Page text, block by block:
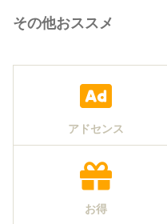
その他おススメ
アドセンス
お得